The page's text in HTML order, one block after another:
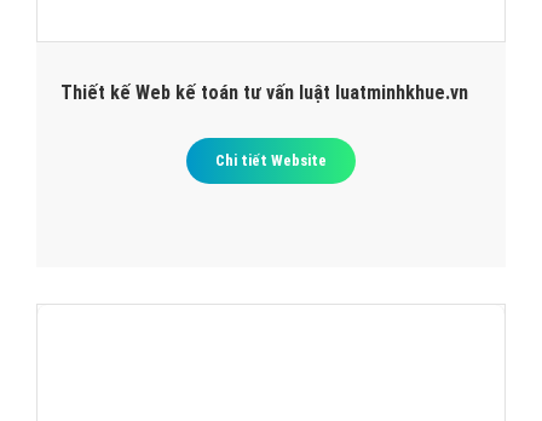
Thiết kế Web kế toán tư vấn luật luatminhkhue.vn
Chi tiết Website